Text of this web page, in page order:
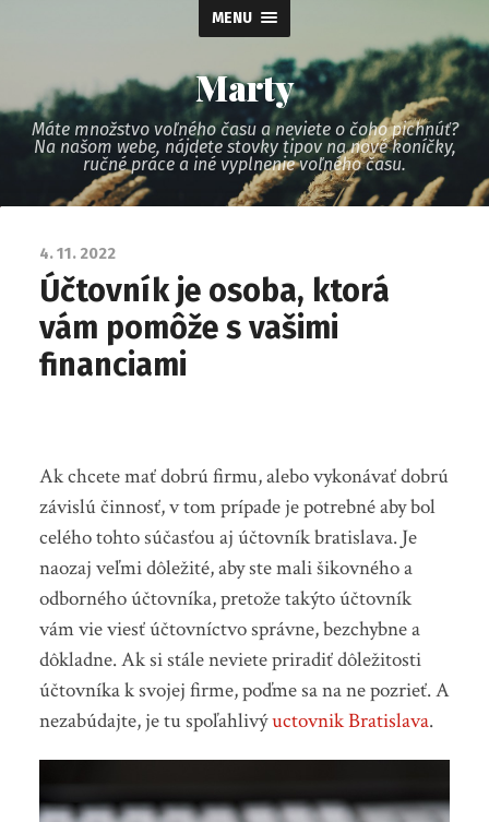
MENU
Marty
Máte množstvo voľného času a neviete o čoho pichnúť?
Na našom webe, nájdete stovky tipov na nové koníčky,
ručné práce a iné vyplnenie voľného času.
4. 11. 2022
Účtovník je osoba, ktorá
vám pomôže s vašimi
financiami
Ak chcete mať dobrú firmu, alebo vykonávať dobrú
závislú činnosť, v tom prípade je potrebné aby bol
celého tohto súčasťou aj účtovník bratislava. Je
naozaj veľmi dôležité, aby ste mali šikovného a
odborného účtovníka, pretože takýto účtovník
vám vie viesť účtovníctvo správne, bezchybne a
dôkladne. Ak si stále neviete priradiť dôležitosti
účtovníka k svojej firme, poďme sa na ne pozrieť. A
nezabúdajte, je tu spoľahlivýuctovnik Bratislava.